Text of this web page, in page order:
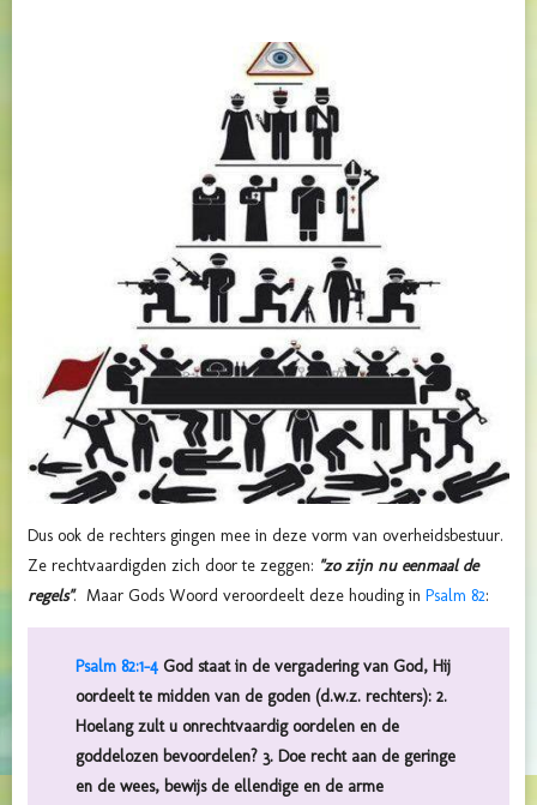
Dus ook de rechters gingen mee in deze vorm van overheidsbestuur.
Ze rechtvaardigden zich door te zeggen: "zo zijn nu eenmaal de
regels". Maar Gods Woord veroordeelt deze houding in Psalm 82:
Psalm 82:1-4 God staat in de vergadering van God, Hij
oordeelt te midden van de goden (d.w.z. rechters): 2.
Hoelang zult u onrechtvaardig oordelen en de
goddelozen bevoordelen? 3. Doe recht aan de geringe
en de wees, bewijs de ellendige en de arme